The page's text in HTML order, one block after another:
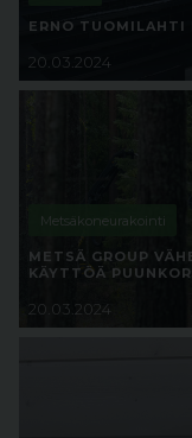
ERNO TUOMILAHTI
20.03.2024
Metsäkoneurakointi
METSÄ GROUP
KÄYTTÖÄ
20.03.2024